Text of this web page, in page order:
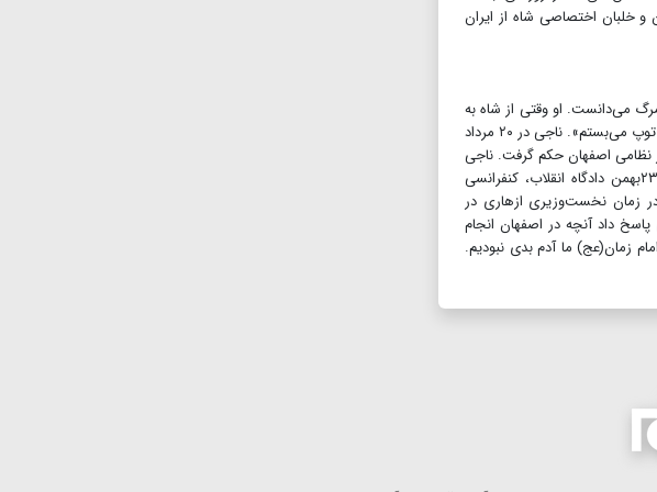
با مسعود رجوی، سلامتیان و خلبان اختصاصی شاه از ایران
می‌دانست. او وقتی از شاه به
عنوان فرماندار نظامی اصفهان فرمان گرفت تا مبارزان این شهر را سرکوب کند، گفت: «اگر من اصفهانی نبودم شهر را به توپ می‌بستم». ناجی در ۲۰ مرداد
نظامی اصفهان حکم گرفت. ناجی
و گروهی دیگر از سرسپردگان رژیم شاه در ۲۲بهمن، توسط مردم دستگیر و به مدرسه رفاه تحویل شدند. در روز ۲۳بهمن دادگاه انقلاب، کنفرانسی
زمان نخست‌وزیری ازهاری در
داد آنچه در اصفهان انجام
زمان(عج) ما آدم بدی نبودیم.